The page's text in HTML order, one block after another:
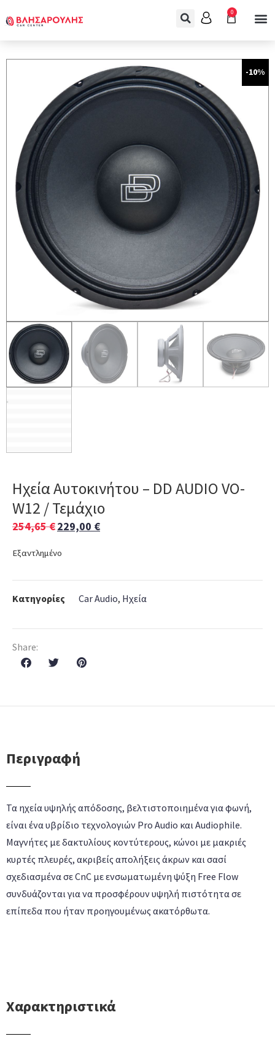
0
-10%
Ηχεία Αυτοκινήτου – DD AUDIO VO-
W12 / Τεμάχιο
254,65€229,00 €
Εξαντλημένο
Κατηγορίες Car Audio, Ηχεία
Share:
Περιγραφή
Τα ηχεία υψηλής απόδοσης, βελτιστοποιημένα για φωνή,
είναι ένα υβρίδιο τεχνολογιών Pro Audio και Audiophile.
Μαγνήτες με δακτυλίους κοντύτερους, κώνοι με μακριές
κυρτές πλευρές, ακριβείς απολήξεις άκρων και σασί
σχεδιασμένα σε CnC με ενσωματωμένη ψύξη Free Flow
συνδυάζονται για να προσφέρουν υψηλή πιστότητα σε
επίπεδα που ήταν προηγουμένως ακατόρθωτα.
Χαρακτηριστικά